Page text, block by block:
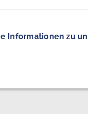
Informationen zu